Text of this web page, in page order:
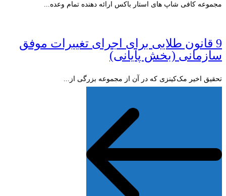
مجموعه کافی شاپ های استار باکس ارائه دهنده تمام وعده...
9 قانون طلایی برای اجرای تغییرات موفق
سازمانی (بخش پایانی)
تحقیق اخیر مک‌کینزی که در آن از مجموعه بزرگی از...